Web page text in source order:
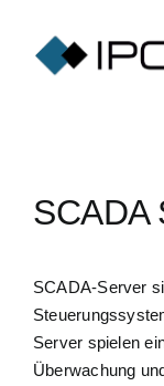
content
SCADA
SCADA-Server
Server spielen
Überwachung